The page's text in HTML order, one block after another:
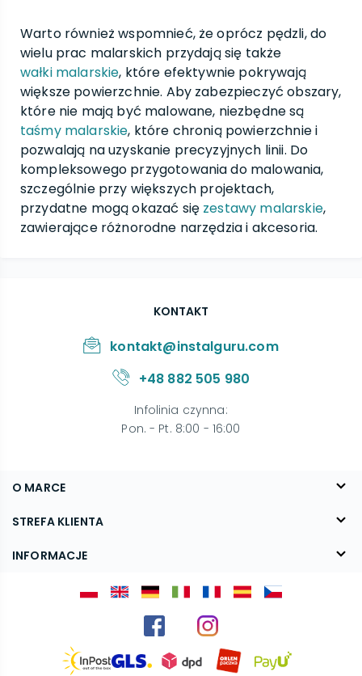
Warto również wspomnieć, że oprócz pędzli, do
wielu prac malarskich przydają się także
wałki malarskie, które efektywnie pokrywają
większe powierzchnie. Aby zabezpieczyć obszary,
które nie mają być malowane, niezbędne są
taśmy malarskie, które chronią powierzchnie i
pozwalają na uzyskanie precyzyjnych linii. Do
kompleksowego przygotowania do malowania,
szczególnie przy większych projektach,
przydatne mogą okazać się zestawy malarskie,
zawierające różnorodne narzędzia i akcesoria.
O MARCE
O nas
Blog
STREFA KLIENTA
FAQ
INFORMACJE
KONTAKT
kontakt@instalguru.com
+48 882 505 980
Infolinia czynna:
Pon. - Pt. 8:00 - 16:00